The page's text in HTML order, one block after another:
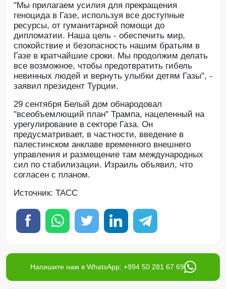
"Мы прилагаем усилия для прекращения
геноцида в Газе, используя все доступные
ресурсы, от гуманитарной помощи до
дипломатии. Наша цель - обеспечить мир,
спокойствие и безопасность нашим братьям в
Газе в кратчайшие сроки. Мы продолжим делать
все возможное, чтобы предотвратить гибель
невинных людей и вернуть улыбки детям Газы", -
заявил президент Турции.
29 сентября Белый дом обнародовал
"всеобъемлющий план" Трампа, нацеленный на
урегулирование в секторе Газа. Он
предусматривает, в частности, введение в
палестинском анклаве временного внешнего
управления и размещение там международных
сил по стабилизации. Израиль объявил, что
согласен с планом.
Источник: ТАСС
Напишите нам в WhatsApp: +994 50 281 67 69